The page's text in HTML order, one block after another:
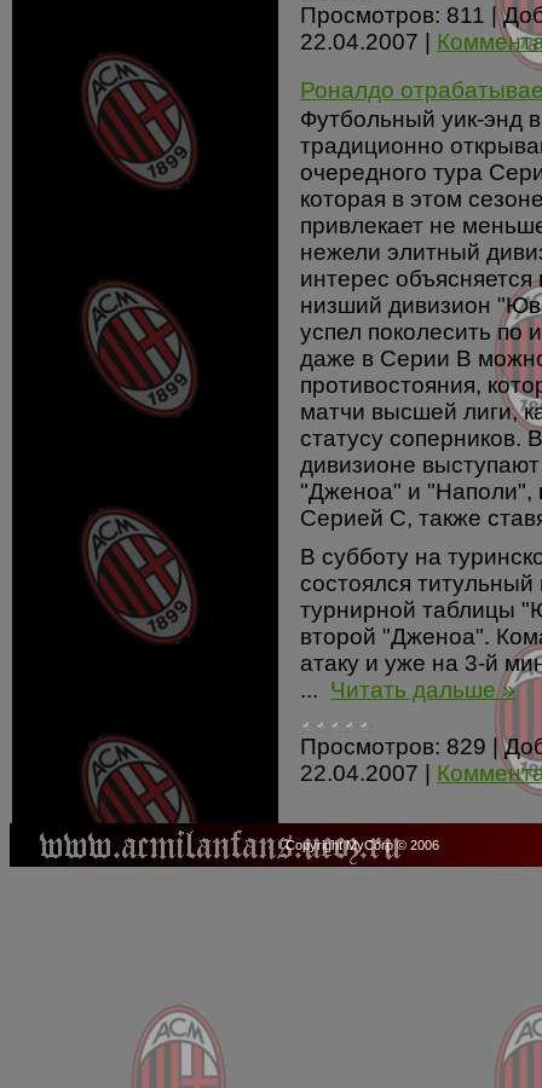
Просмотров: 811 |
22.04.2007 |
Роналдо
Футбольный уик-энд
традиционно
очередного тура
которая в этом
привлекает не
нежели элитный
интерес
низший дивизион
успел поколесить по
даже в Серии B
противостояния,
матчи высшей лиги,
статусу
дивизионе
"Дженоа" и "Наполи",
Серией C, также
В субботу на
состоялся
турнирной таблицы
второй "Дженоа".
атаку и уже на 3-й
... Читать дальше »
Просмотров: 829 |
22.04.2007
Copyright MyCorp © 2006